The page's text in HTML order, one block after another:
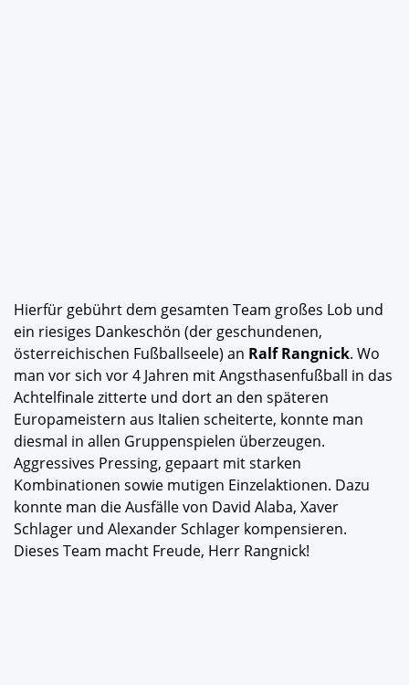
Hierfür gebührt dem gesamten Team großes Lob und
ein riesiges Dankeschön (der geschundenen,
österreichischen Fußballseele) an Ralf Rangnick. Wo
man vor sich vor 4 Jahren mit Angsthasenfußball in das
Achtelfinale zitterte und dort an den späteren
Europameistern aus Italien scheiterte, konnte man
diesmal in allen Gruppenspielen überzeugen.
Aggressives Pressing, gepaart mit starken
Kombinationen sowie mutigen Einzelaktionen. Dazu
konnte man die Ausfälle von David Alaba, Xaver
Schlager und Alexander Schlager kompensieren.
Dieses Team macht Freude, Herr Rangnick!